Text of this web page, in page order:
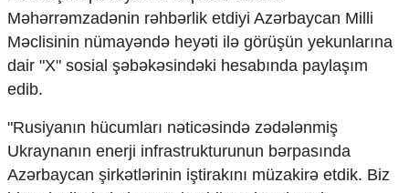
Diaspor
Yüksəliş hekayəsi
Mədəniyyətimizin Zəfəri
Zəfər Diasporu
Səhiyyə
Turizm
İqtisadiyyat
Məhərrəmzadənin rəhbərlik etdiyi Azərbaycan Milli
Məclisinin nümayəndə heyəti ilə görüşün yekunlarına
dair "X" sosial şəbəkəsindəki hesabında paylaşım
edib.
"Rusiyanın hücumları nəticəsində zədələnmiş
Ukraynanın enerji infrastrukturunun bərpasında
Azərbaycan şirkətlərinin iştirakını müzakirə etdik. Biz